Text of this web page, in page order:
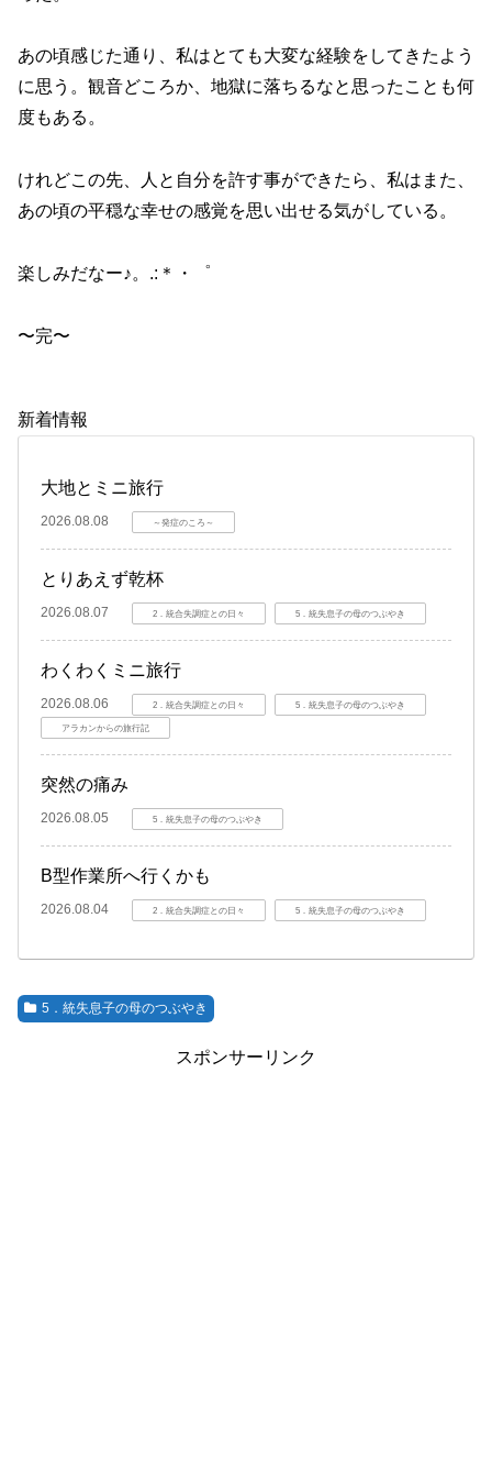
あの頃感じた通り、私はとても大変な経験をしてきたよう
に思う。観音どころか、地獄に落ちるなと思ったことも何
度もある。
けれどこの先、人と自分を許す事ができたら、私はまた、
あの頃の平穏な幸せの感覚を思い出せる気がしている。
楽しみだなー♪。.:＊・゜
〜完〜
新着情報
大地とミニ旅行
2026.08.08 ～発症のころ～
とりあえず乾杯
2026.08.07 2．統合失調症との日々 5．統失息子の母のつぶやき
わくわくミニ旅行
2026.08.06 2．統合失調症との日々 5．統失息子の母のつぶやき
アラカンからの旅行記
突然の痛み
2026.08.05 5．統失息子の母のつぶやき
B型作業所へ行くかも
2026.08.04 2．統合失調症との日々 5．統失息子の母のつぶやき
5．統失息子の母のつぶやき
スポンサーリンク